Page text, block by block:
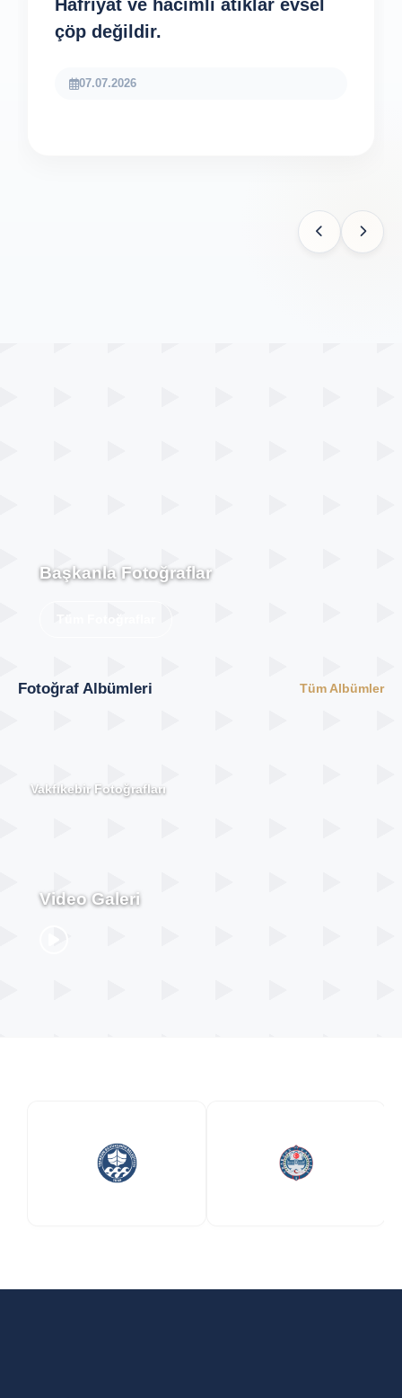
Hafriyat ve hacimli atıklar evsel
çöp değildir.
07.07.2026
Başkanla Fotoğraflar
Fotoğraf Albümleri Tüm Albümler
Vakfıkebir Fotoğrafları
Video Galeri